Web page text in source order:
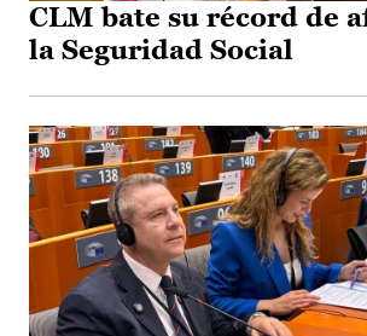
CLM bate su récord de
la Seguridad Social